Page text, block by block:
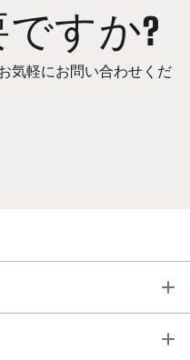
すか?
気軽にお問い合わせくだ